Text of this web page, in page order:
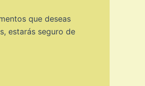
que deseas
estarás seguro de